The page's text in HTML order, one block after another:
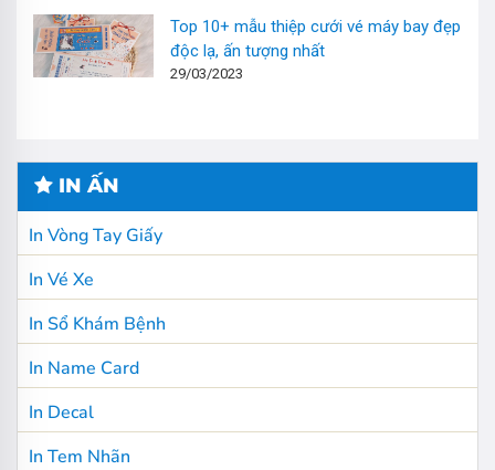
Top 10+ mẫu thiệp cưới vé máy bay đẹp
độc lạ, ấn tượng nhất
29/03/2023
IN ẤN
In Vòng Tay Giấy
In Vé Xe
In Sổ Khám Bệnh
In Name Card
In Decal
In Tem Nhãn